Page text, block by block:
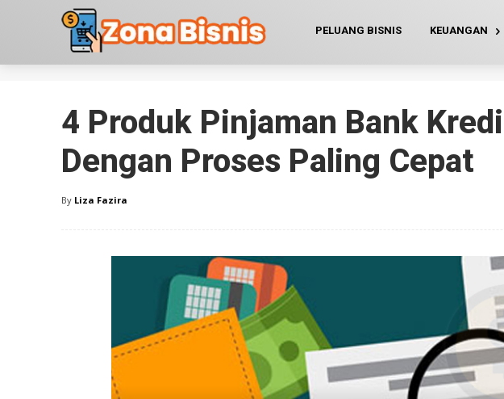
PELUANG BISNIS KEUANGAN
4 Produk Pinjaman Bank
Dengan Proses Paling Cepat
By Liza Fazira